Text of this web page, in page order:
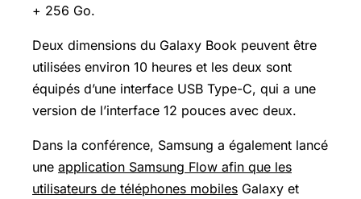
+ 256 Go.
Deux dimensions du Galaxy Book peuvent être
utilisées environ 10 heures et les deux sont
équipés d’une interface USB Type-C, qui a une
version de l’interface 12 pouces avec deux.
Dans la conférence, Samsung a également lancé
une application Samsung Flow afin que les
utilisateurs de téléphones mobiles Galaxy et